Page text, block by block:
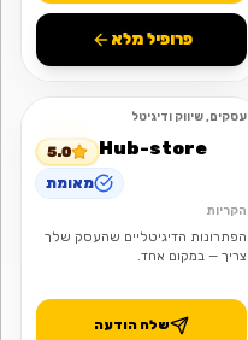
פרופיל מלא
עסקים, שיווק ודיגיטל
Hub-store
5.0
מאומת
הקריות
הפתרונות הדיגיטליים שהעסק שלך
צריך — במקום אחד.
שלח הודעה